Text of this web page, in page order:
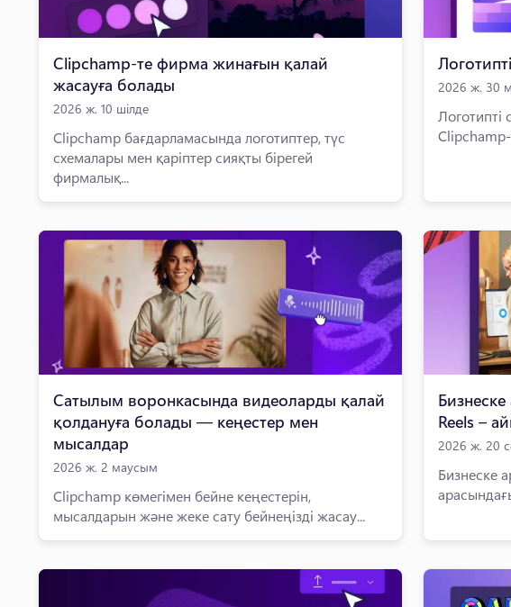
Clipchamp-те фирма жинағын қалай
жасауға болады
2026 ж. 10 шілде
Clipchamp бағдарламасында логотиптер, түс
схемалары мен қаріптер сияқты бірегей
фирмалық...
2026 ж. 30
Логотипті
Сатылым воронкасында видеоларды қалай
қолдануға болады — кеңестер мен
мысалдар
2026 ж. 2 маусым
Clipchamp көмегімен бейне кеңестерін,
мысалдарын және жеке сату бейнеңізді жасау...
Reels –
2026 ж. 20
Бизнеске